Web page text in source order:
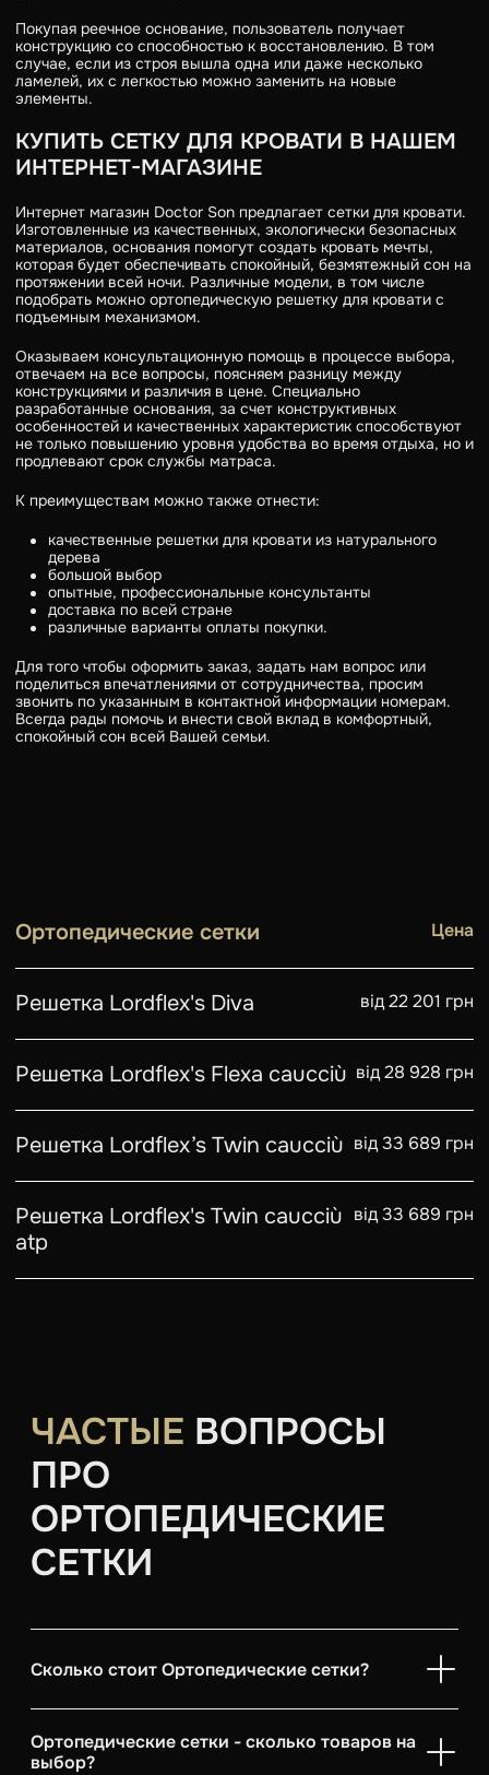
Покупая реечное основание, пользователь получает
конструкцию со способностью к восстановлению. В том
случае, если из строя вышла одна или даже несколько
ламелей, их с легкостью можно заменить на новые
элементы.
КУПИТЬ СЕТКУ ДЛЯ КРОВАТИ В НАШЕМ
ИНТЕРНЕТ-МАГАЗИНЕ
Интернет магазин Doctor Son предлагает сетки для кровати.
Изготовленные из качественных, экологически безопасных
материалов, основания помогут создать кровать мечты,
которая будет обеспечивать спокойный, безмятежный сон на
протяжении всей ночи. Различные модели, в том числе
подобрать можно ортопедическую решетку для кровати с
подъемным механизмом.
Оказываем консультационную помощь в процессе выбора,
отвечаем на все вопросы, поясняем разницу между
конструкциями и различия в цене. Специально
разработанные основания, за счет конструктивных
особенностей и качественных характеристик способствуют
не только повышению уровня удобства во время отдыха, но и
продлевают срок службы матраса.
К преимуществам можно также отнести:
качественные решетки для кровати из натурального
дерева
большой выбор
опытные, профессиональные консультанты
доставка по всей стране
различные варианты оплаты покупки.
Для того чтобы оформить заказ, задать нам вопрос или
поделиться впечатлениями от сотрудничества, просим
звонить по указанным в контактной информации номерам.
Всегда рады помочь и внести свой вклад в комфортный,
спокойный сон всей Вашей семьи.
Ортопедические сетки Цена
Решетка Lordflex's Diva від 22 201 грн
Решетка Lordflex's Flexa caucciù від 28 928 грн
Решетка Lordflex’s Twin caucciù від 33 689 грн
Решетка Lordflex's Twin caucciù
atp
від 33 689 грн
ЧАСТЫЕ ВОПРОСЫ
ПРО
ОРТОПЕДИЧЕСКИЕ
СЕТКИ
Сколько стоит Ортопедические сетки?
Ортопедические сетки - сколько товаров на
выбор?